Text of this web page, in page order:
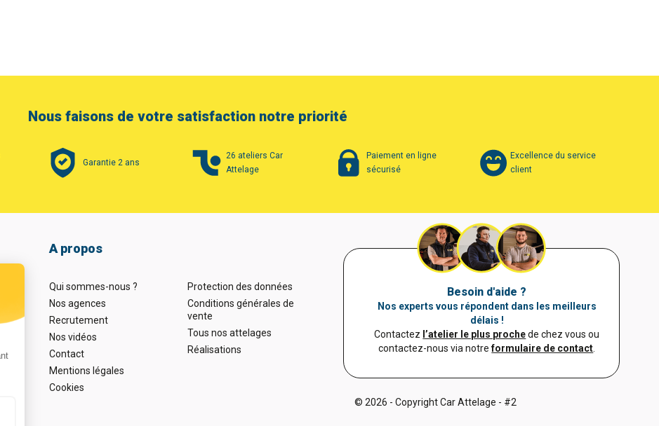
Nous faisons de votre satisfaction notre priorité
Garantie 2 ans
26 ateliers Car
Attelage
Paiement en ligne
sécurisé
Excellence du service
client
A propos
Qui sommes-nous ?
Nos agences
Recrutement
Nos vidéos
Contact
Mentions légales
Cookies
Protection des données
Conditions générales de
vente
Tous nos attelages
Réalisations
Besoin d'aide ?
Nos experts vous répondent dans les meilleurs
délais !
Contactez l’atelier le plus prochede chez vous ou
contactez-nous via notreformulaire de contact.
© 2026 - Copyright Car Attelage - #2